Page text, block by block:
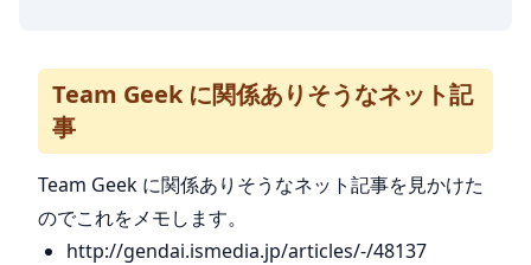
Team Geek に関係ありそうなネット記
事
Team Geek に関係ありそうなネット記事を見かけた
のでこれをメモします。
http://gendai.ismedia.jp/articles/-/48137